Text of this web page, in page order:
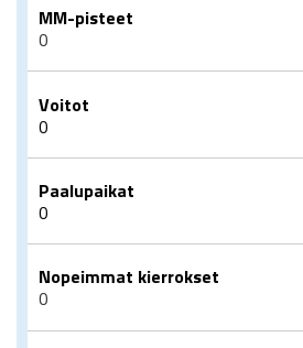
MM-pisteet
0
Voitot
0
Paalupaikat
0
Nopeimmat kierrokset
0